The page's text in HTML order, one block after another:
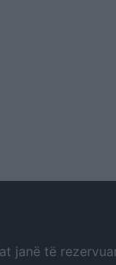
janë të